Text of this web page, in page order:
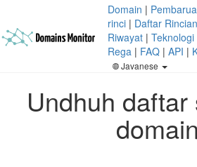
Domain |
rinci | Daftar
Riwayat | Teknologi
Rega | FAQ | API |
Javanese
Undhuh daftar
domain